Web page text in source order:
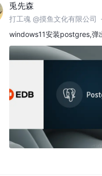
兎先森
打工魂 @摸鱼文化有限公司 ·
windows11安装postgres,弹